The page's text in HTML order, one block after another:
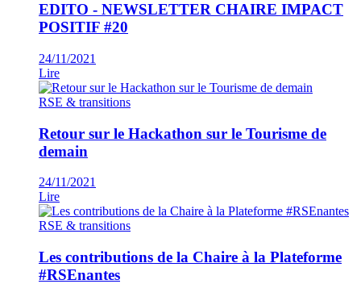
EDITO - NEWSLETTER CHAIRE IMPACT
POSITIF #20
24/11/2021
Lire
RSE & transitions
Retour sur le Hackathon sur le Tourisme de
demain
24/11/2021
Lire
RSE & transitions
Les contributions de la Chaire à la Plateforme
#RSEnantes